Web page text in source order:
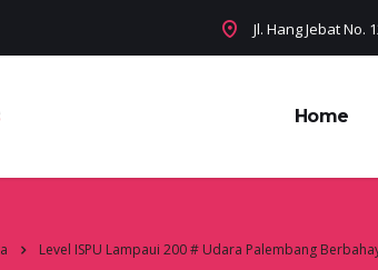
Jl. Hang Jebat No.
Home
Level ISPU Lampaui 200 # Udara Palembang